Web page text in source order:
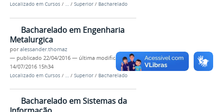
Localizado em Cursos / … / Superior / Bacharelado
Bacharelado em Engenharia
Metalurgica
poralessander.thomaz
— publicado 22/04/2016 — última modificação
14/07/2016 15h34
Localizado em Cursos / … / Superior / Bacharelado
Bacharelado em Sistemas da